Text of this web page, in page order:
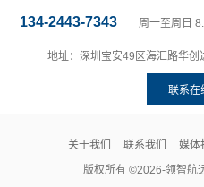
134-2443-7343 周一至周日
地址：深圳宝安49区海汇路华
联系在
关于我们 联系我们 媒体
版权所有 ©2026-领智航